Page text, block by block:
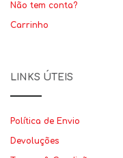
Não tem conta?
Carrinho
LINKS ÚTEIS
Política de Envio
Devoluções